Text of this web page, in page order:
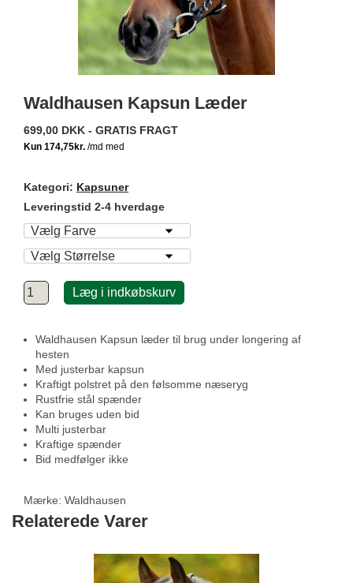
Waldhausen Kapsun Læder
699,00 DKK - GRATIS FRAGT
Kategori: Kapsuner
Leveringstid 2-4 hverdage
Læg i indkøbskurv
Waldhausen Kapsun læder til brug under longering af
hesten
Med justerbar kapsun
Kraftigt polstret på den følsomme næseryg
Rustfrie stål spænder
Kan bruges uden bid
Multi justerbar
Kraftige spænder
Bid medfølger ikke
Mærke: Waldhausen
Relaterede Varer